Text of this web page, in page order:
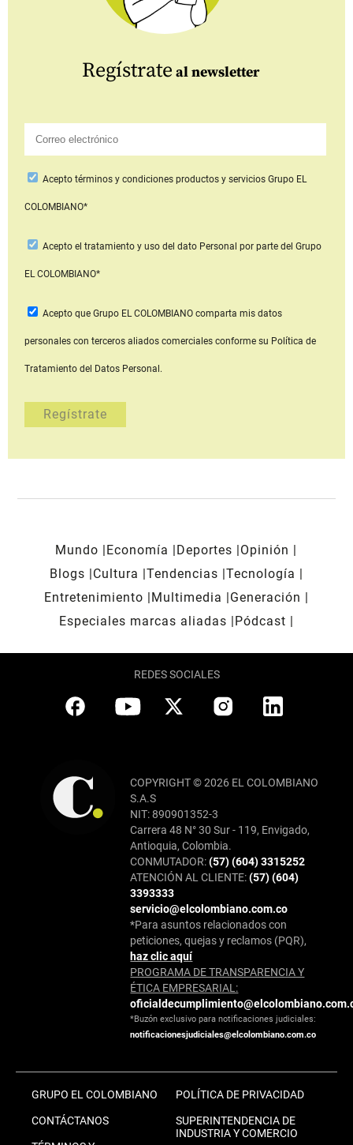
Regístrate al newsletter
Aceptotérminos y condiciones productos y serviciosGrupo EL
COLOMBIANO*
Acepto el tratamiento y uso del dato Personal por parte del Grupo
EL COLOMBIANO*
Acepto que Grupo EL COLOMBIANOcomparta mis datos
personales con terceros aliados comerciales conforme su Política de
Tratamiento del Datos Personal.
Mundo Economía Deportes
Opinión
Blogs
Cultura Tendencias Tecnología
Entretenimiento
Multimedia
Generación
Especiales marcas aliadas
Pódcast
REDES SOCIALES
COPYRIGHT © 2026 EL COLOMBIANO
S.A.S
NIT: 890901352-3
Carrera 48 N° 30 Sur - 119, Envigado,
Antioquia, Colombia.
CONMUTADOR:(57) (604) 3315252
ATENCIÓN AL CLIENTE:(57) (604)
3393333
servicio@elcolombiano.com.co
*Para asuntos relacionados con
peticiones, quejas y reclamos (PQR),
haz clic aquí
PROGRAMA DE TRANSPARENCIA Y
ÉTICA EMPRESARIAL:
*Buzón exclusivo para notificaciones judiciales:
notificacionesjudiciales@elcolombiano.com.co
GRUPO EL COLOMBIANO
CONTÁCTANOS
POLÍTICA DE PRIVACIDAD
SUPERINTENDENCIA DE
INDUSTRIA Y COMERCIO